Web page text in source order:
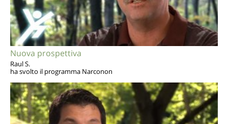
Nuova prospettiva
Raul S.
ha svolto il programma Narconon